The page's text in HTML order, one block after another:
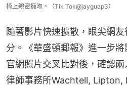
椅上親密擁吻。（Tik Tok@jayguap3）
隨著影片快速擴散，眼尖網
分。《華盛頓郵報》進一步
官網照片交叉比對後，確認
律師事務所Wachtell, Lipton,